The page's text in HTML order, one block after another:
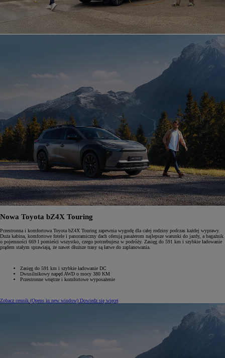
Nowa Toyota bZ4X Touring
Przestronna i komfortowa Toyota bZ4X Touring zapewnia wygodę dla całej rodziny podczas każdej wyprawy.
Duża kabina, komfortowe fotele i panoramiczny dach oferują pasażerom najlepsze warunki do jazdy, a bagażnik
o pojemności 669 l pomieści wszystko, czego potrzebujesz w podróży. Zasięg do 591 km i szybkie ładowanie
prądem stałym sprawiają, że nawet dłuższe trasy są łatwe do zaplanowania.
Zasięg do 591 km i szybkie ładowanie DC
Dwusilnikowy napęd AWD o mocy 380 KM
Przestronne wnętrze i komfortowe wyposażenie
Zobacz cennik (Opens in new window) Dowiedz się więcej